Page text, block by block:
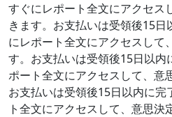
すぐにレポート全文にアクセス
きます。お支払いは受領後15日
にレポート全文にアクセスして
す。お支払いは受領後15日以内
ポート全文にアクセスして、意
お支払いは受領後15日以内に完
ト全文にアクセスして、意思